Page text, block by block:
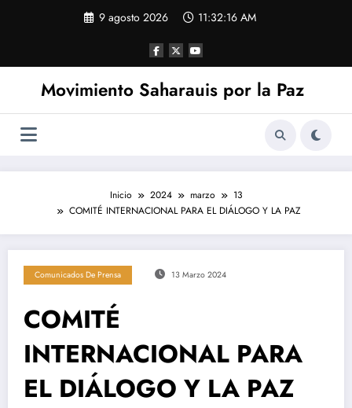
9 agosto 2026 11:32:16 AM
Movimiento Saharauis por la Paz
Inicio 2024 marzo
13
COMITÉ INTERNACIONAL PARA EL DIÁLOGO Y LA PAZ
Comunicados De Prensa 13 Marzo 2024
COMITÉ
INTERNACIONAL PARA
EL DIÁLOGO Y LA PAZ